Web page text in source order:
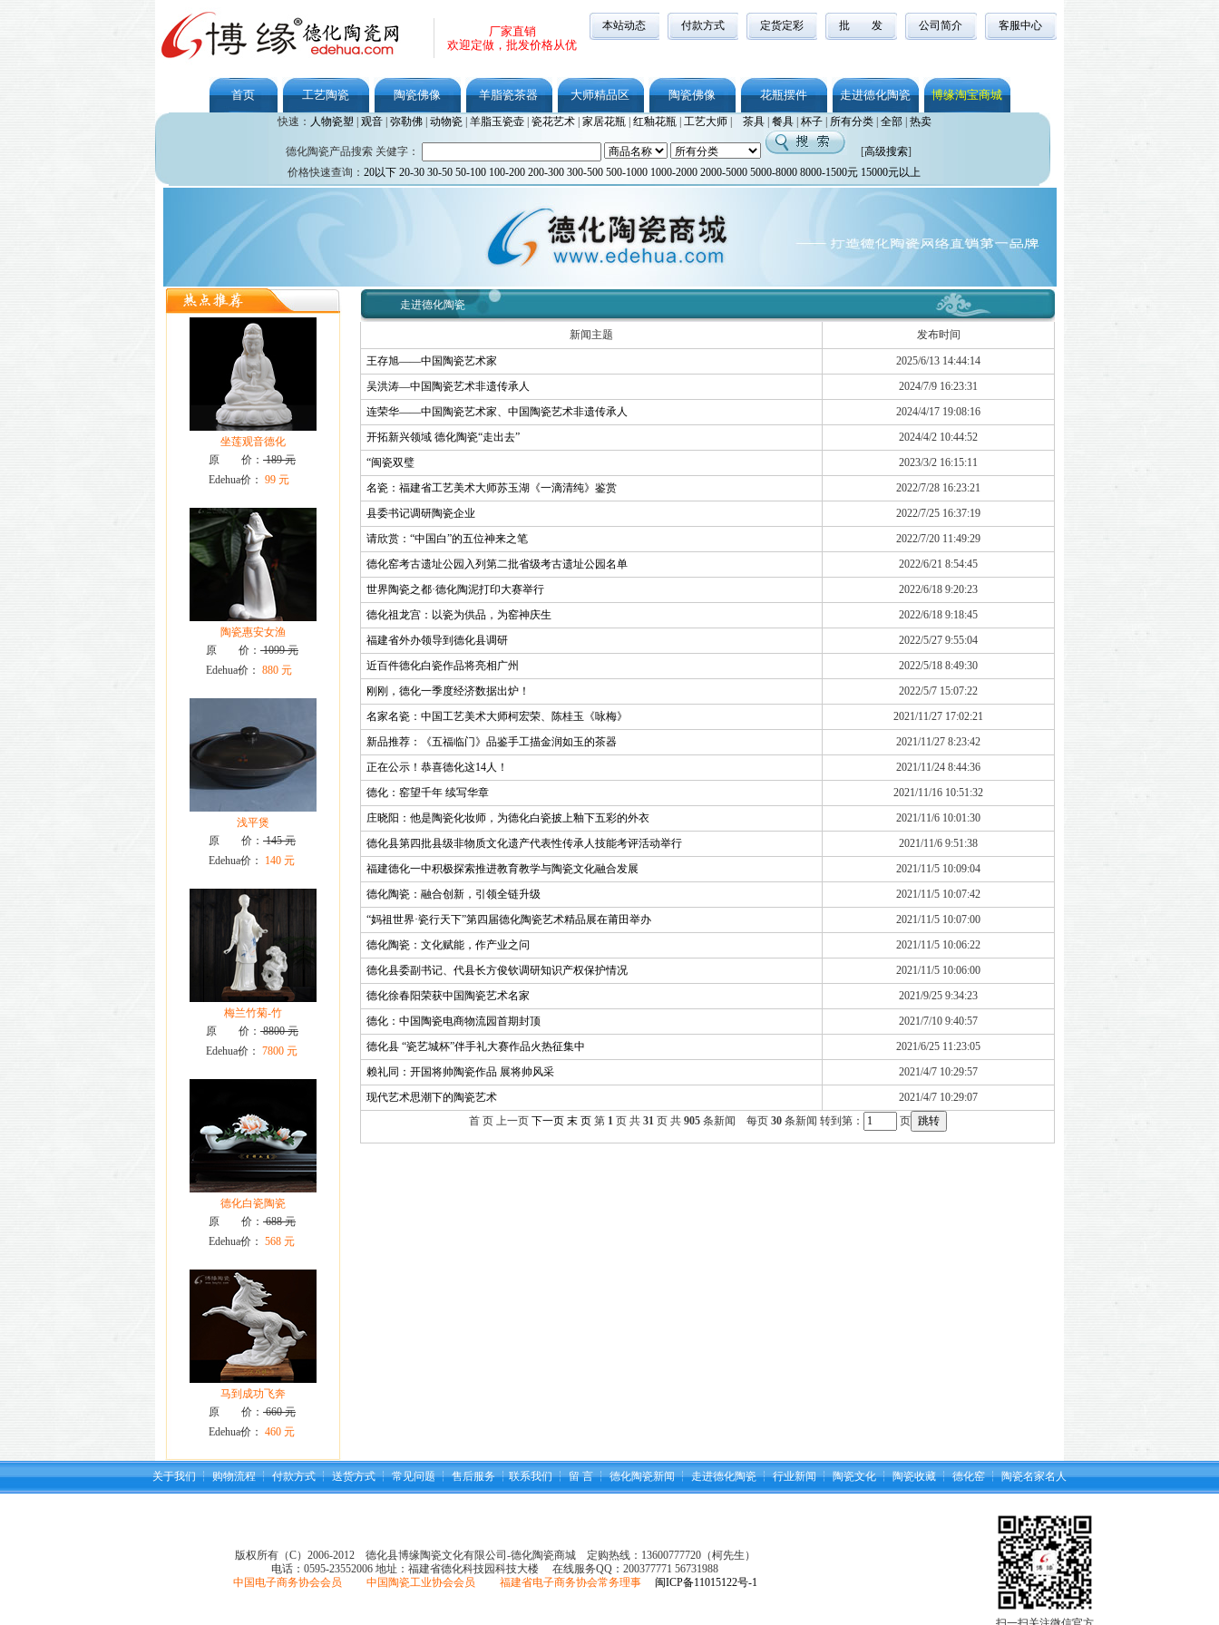
厂家直销
欢迎定做，批发价格从优
本站动态 付款方式 定货定彩 批 发 公司简介 客服中心
首页 工艺陶瓷 陶瓷佛像 羊脂瓷茶器 大师精品区 陶瓷佛像 花瓶摆件 走进德化陶瓷 博缘淘宝商城
快速： 人物瓷塑 观音| 弥勒佛| 动物瓷| 羊脂玉瓷壶| 瓷花艺术| 家居花瓶| 红釉花瓶| 工艺大师| 茶具| 餐具| 杯子| 所有分类| 全部| 热卖
德化陶瓷产品搜索 关健字： [高级搜索]
价格快速查询： 20以下 20-30 30-50 50-100 100-200 200-300 300-500 500-1000 1000-2000 2000-5000 5000-8000 8000-1500元 15000元以上
坐莲观音德化
原 价： 189 元
Edehua价： 99 元
陶瓷惠安女渔
原 价： 1099 元
Edehua价： 880 元
浅平煲
原 价： 145 元
Edehua价：
140 元
梅兰竹菊-竹
原 价： 8800 元
Edehua价： 7800 元
德化白瓷陶瓷
原 价： 688 元
Edehua价： 568 元
马到成功飞奔
原 价： 660 元
Edehua价： 460 元
走进德化陶瓷
新闻主题 发布时间
王存旭——中国陶瓷艺术家
2025/6/13 14:44:14
吴洪涛—中国陶瓷艺术非遗传承人
2024/7/9 16:23:31
连荣华——中国陶瓷艺术家、中国陶瓷艺术非遗传承人
2024/4/17 19:08:16
开拓新兴领域 德化陶瓷“走出去”
2024/4/2 10:44:52
“闽瓷双璧
2023/3/2 16:15:11
名瓷：福建省工艺美术大师苏玉湖《一滴清纯》鉴赏
2022/7/28 16:23:21
县委书记调研陶瓷企业
2022/7/25 16:37:19
请欣赏：“中国白”的五位神来之笔
2022/7/20 11:49:29
德化窑考古遗址公园入列第二批省级考古遗址公园名单
2022/6/21 8:54:45
世界陶瓷之都·德化陶泥打印大赛举行
2022/6/18 9:20:23
德化祖龙宫：以瓷为供品，为窑神庆生
2022/6/18 9:18:45
福建省外办领导到德化县调研
2022/5/27 9:55:04
近百件德化白瓷作品将亮相广州
2022/5/18 8:49:30
刚刚，德化一季度经济数据出炉！
2022/5/7 15:07:22
名家名瓷：中国工艺美术大师柯宏荣、陈桂玉《咏梅》
2021/11/27 17:02:21
新品推荐：《五福临门》品鉴手工描金润如玉的茶器
2021/11/27 8:23:42
正在公示！恭喜德化这14人！
2021/11/24 8:44:36
德化：窑望千年 续写华章
2021/11/16 10:51:32
庄晓阳：他是陶瓷化妆师，为德化白瓷披上釉下五彩的外衣
2021/11/6 10:01:30
德化县第四批县级非物质文化遗产代表性传承人技能考评活动举行
2021/11/6 9:51:38
福建德化一中积极探索推进教育教学与陶瓷文化融合发展
2021/11/5 10:09:04
德化陶瓷：融合创新，引领全链升级
2021/11/5 10:07:42
“妈祖世界·瓷行天下”第四届德化陶瓷艺术精品展在莆田举办
2021/11/5 10:07:00
德化陶瓷：文化赋能，作产业之问
2021/11/5 10:06:22
德化县委副书记、代县长方俊钦调研知识产权保护情况
2021/11/5 10:06:00
德化徐春阳荣获中国陶瓷艺术名家
2021/9/25 9:34:23
德化：中国陶瓷电商物流园首期封顶
2021/7/10 9:40:57
德化县 “瓷艺城杯”伴手礼大赛作品火热征集中
2021/6/25 11:23:05
赖礼同：开国将帅陶瓷作品 展将帅风采
2021/4/7 10:29:57
现代艺术思潮下的陶瓷艺术
2021/4/7 10:29:07
首 页 上一页 下一页 末 页第 1页 共 31页 共 905条新闻 每页 30条新闻 转到第： 页
关于我们┆购物流程┆付款方式┆送货方式┆常见问题┆售后服务┆联系我们┆留 言 ┆德化陶瓷新闻 ┆走进德化陶瓷 ┆行业新闻 ┆陶瓷文化 ┆陶瓷收藏 ┆德化窑 ┆陶瓷名家名人
版权所有（C）2006-2012 德化县博缘陶瓷文化有限公司-德化陶瓷商城 定购热线：13600777720（柯先生）
电话：0595-23552006 地址：福建省德化科技园科技大楼 在线服务QQ： 200377771 56731988
中国电子商务协会会员 中国陶瓷工业协会会员 福建省电子商务协会常务理事
闽ICP备11015122号-1